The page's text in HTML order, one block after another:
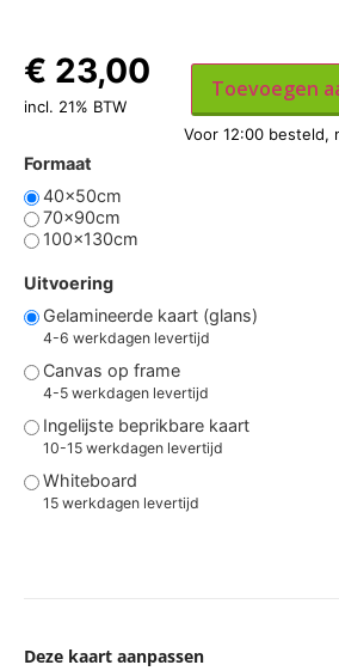
Formaat
40x50cm
70x90cm
100x130cm
Uitvoering
Gelamineerde kaart (glans)
4-6 werkdagen levertijd
Canvas op frame
4-5 werkdagen levertijd
Ingelijste beprikbare kaart
10-15 werkdagen levertijd
Whiteboard
15 werkdagen levertijd
€ 23,00
incl. 21% BTW
Toevoegen
Deze kaart aanpassen